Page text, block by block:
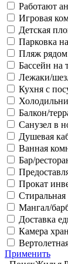
Работают
Игровая
Детская
Парковка
Пляж рядом
Бассейн на
Лежаки/
Кухня с
Балкон/
Санузел в
Душевая
Ванная
Бар/
Прокат
Мангал/
Доставка
Камера
Применить